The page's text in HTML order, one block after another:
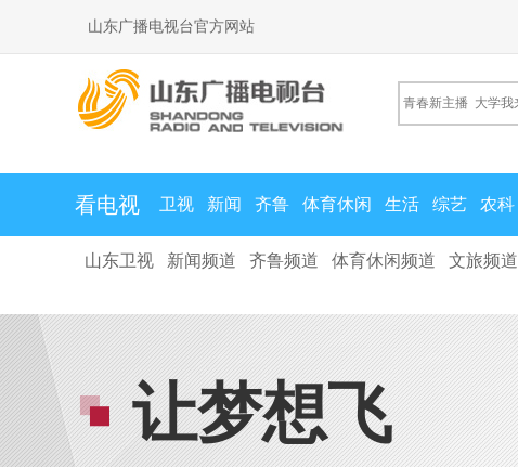
山东广播电视台官方网站
看电视 卫视 新闻 齐鲁 体育休闲 生活 综艺 农科
山东卫视 新闻频道 齐鲁频道 体育休闲频道 文旅频道
让梦想飞